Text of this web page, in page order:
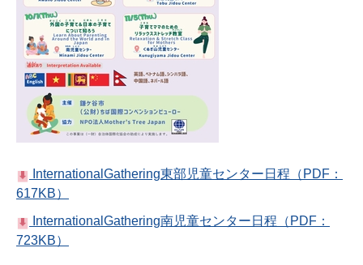
InternationalGathering東部児童センター日程（PDF：
617KB）
InternationalGathering南児童センター日程（PDF：
723KB）